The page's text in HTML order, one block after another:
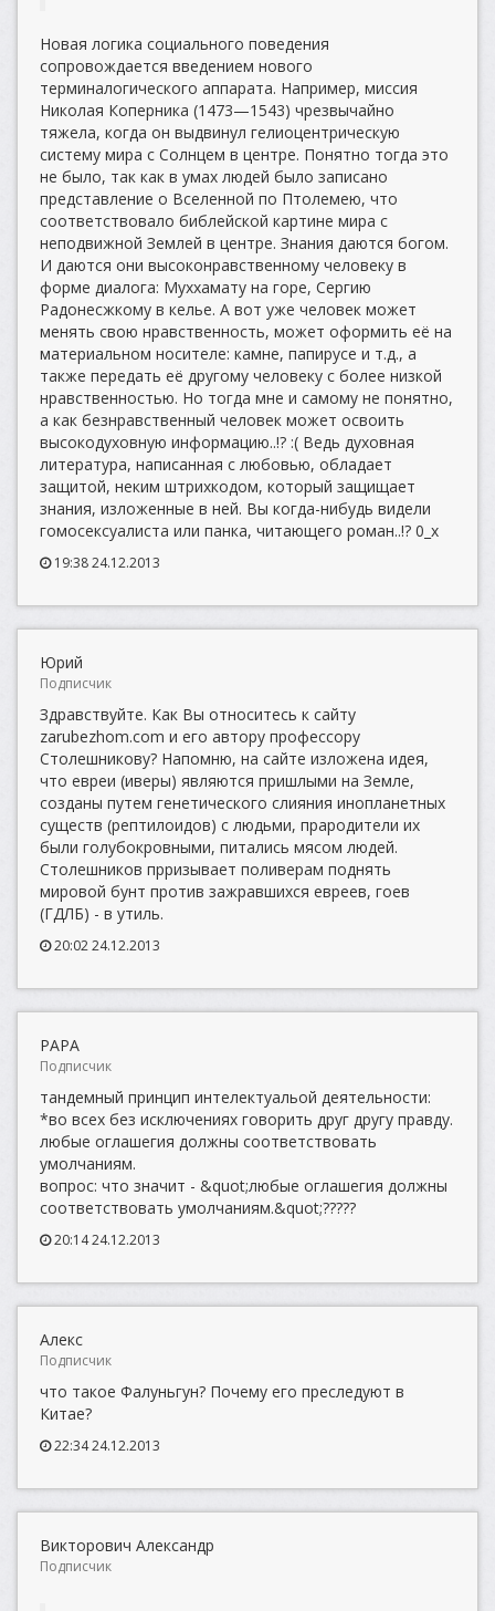
Новая логика социального поведения
сопровождается введением нового
терминалогического аппарата. Например, миссия
Николая Коперника (1473—1543) чрезвычайно
тяжела, когда он выдвинул гелиоцентрическую
систему мира с Солнцем в центре. Понятно тогда это
не было, так как в умах людей было записано
представление о Вселенной по Птолемею, что
соответствовало библейской картине мира с
неподвижной Землей в центре. Знания даются богом.
И даются они высоконравственному человеку в
форме диалога: Муххамату на горе, Сергию
Радонесжкому в келье. А вот уже человек может
менять свою нравственность, может оформить её на
материальном носителе: камне, папирусе и т.д., а
также передать её другому человеку с более низкой
нравственностью. Но тогда мне и самому не понятно,
а как безнравственный человек может освоить
высокодуховную информацию..!? :( Ведь духовная
литература, написанная с любовью, обладает
защитой, неким штрихкодом, который защищает
знания, изложенные в ней. Вы когда-нибудь видели
гомосексуалиста или панка, читающего роман..!? 0_х
19:38 24.12.2013
Юрий
Подписчик
Здравствуйте. Как Вы относитесь к сайту
zarubezhom.com и его автору профессору
Столешникову? Напомню, на сайте изложена идея,
что евреи (иверы) являются пришлыми на Земле,
созданы путем генетического слияния инопланетных
существ (рептилоидов) с людьми, прародители их
были голубокровными, питались мясом людей.
Столешников прризывает поливерам поднять
мировой бунт против зажравшихся евреев, гоев
(ГДЛБ) - в утиль.
20:02 24.12.2013
PAPA
Подписчик
тандемный принцип интелектуальой деятельности:
*во всех без исключениях говорить друг другу правду.
любые оглашегия должны соответствовать
умолчаниям.
вопрос: что значит - &quot;любые оглашегия должны
соответствовать умолчаниям.&quot;?????
20:14 24.12.2013
Алекс
Подписчик
что такое Фалуньгун? Почему его преследуют в
Китае?
22:34 24.12.2013
Викторович Александр
Подписчик